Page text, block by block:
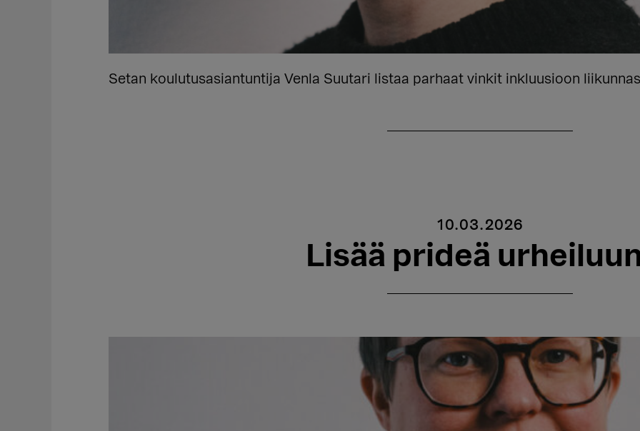
Setan koulutusasiantuntija Venla Suutari listaa parhaat vinkit inkluusioon
10.03.2026
Lisää prideä